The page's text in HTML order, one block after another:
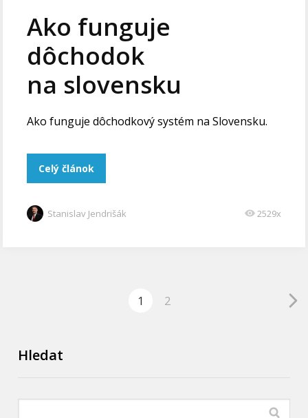
Ako funguje
dôchodok
na slovensku
Ako funguje dôchodkový systém na Slovensku.
Celý článok
Stanislav Jendrišák 2529x
1 2
Hledat